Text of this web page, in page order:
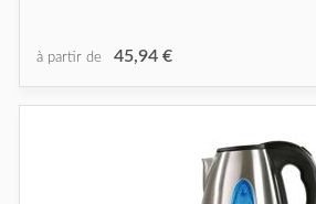
à partir de 45,94 €